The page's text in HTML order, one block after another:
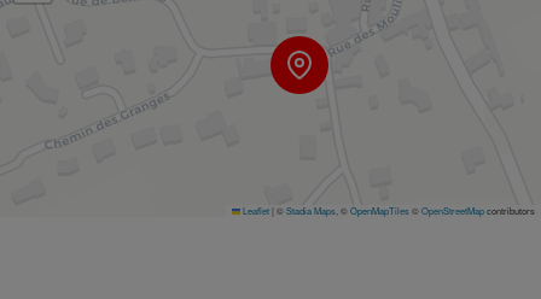
Leaflet| ©Stadia Maps , ©OpenMapTiles©OpenStreetMapcontributors